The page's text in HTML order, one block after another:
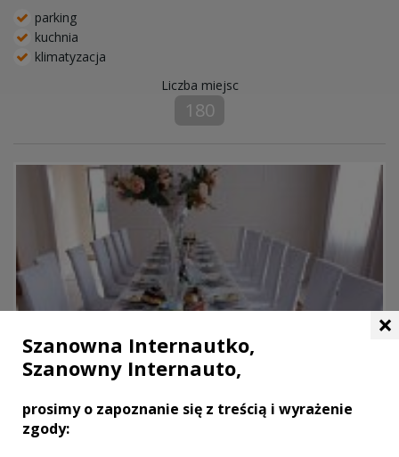
parking
kuchnia
klimatyzacja
Liczba miejsc
180
×
Szanowna Internautko,
Szanowny Internauto,
prosimy o zapoznanie się z treścią i wyrażenie
zgody: